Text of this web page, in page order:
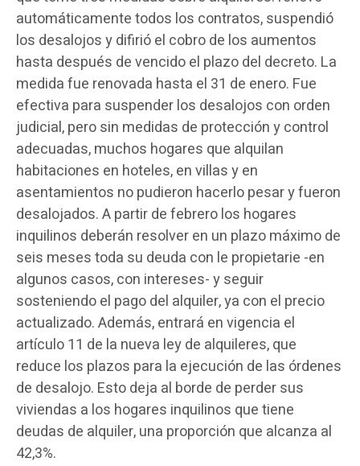
automáticamente todos los contratos, suspendió
los desalojos y difirió el cobro de los aumentos
hasta después de vencido el plazo del decreto. La
medida fue renovada hasta el 31 de enero. Fue
efectiva para suspender los desalojos con orden
judicial, pero sin medidas de protección y control
adecuadas, muchos hogares que alquilan
habitaciones en hoteles, en villas y en
asentamientos no pudieron hacerlo pesar y fueron
desalojados. A partir de febrero los hogares
inquilinos deberán resolver en un plazo máximo de
seis meses toda su deuda con le propietarie -en
algunos casos, con intereses- y seguir
sosteniendo el pago del alquiler, ya con el precio
actualizado. Además, entrará en vigencia el
artículo 11 de la nueva ley de alquileres, que
reduce los plazos para la ejecución de las órdenes
de desalojo. Esto deja al borde de perder sus
viviendas a los hogares inquilinos que tiene
deudas de alquiler, una proporción que alcanza al
42,3%.